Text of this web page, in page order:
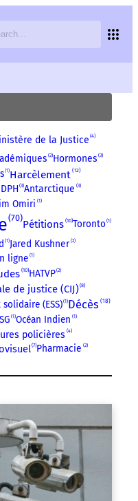
de la Justice 4
2 Hormones 3
1 Harcèlement 12
3 Antarctique 3
Omiri 1
70
Pétitions 10 Toronto 1
1 Jared Kushner 2
ligne 1
10 HATVP 2
de justice (CIJ) 8
(ESS) 1 Décès 18
1 Océan Indien 1
policières 4
7 Pharmacie 2